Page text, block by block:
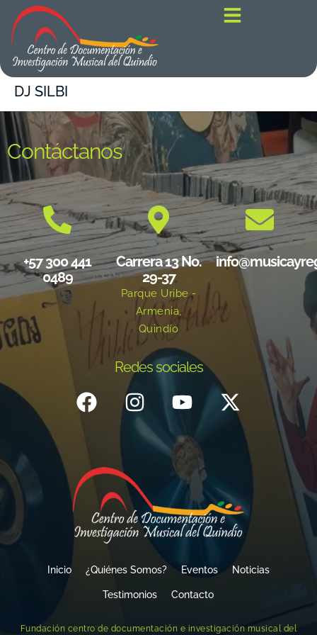
contenido
DJ SILBI
Contáctanos
+57 300 441
0489
Carrera 13 No.
29-37
Parque Uribe -
Armenia,
Quindío
Redes sociales
Inicio ¿Quiénes Somos? Eventos Noticias
Testimonios Contacto
Fundación centro de documentación e investigación musical del